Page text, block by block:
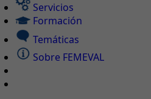
Servicios
Formación
Temáticas
Sobre FEMEVAL